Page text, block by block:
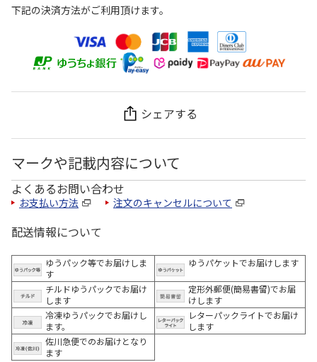
下記の決済方法がご利用頂けます。
シェアする
マークや記載内容について
よくあるお問い合わせ
お支払い方法 注文のキャンセルについて
配送情報について
ゆうパック等でお届けしま
す
ゆうパケットでお届けします
チルドゆうパックでお届け
します
定形外郵便(簡易書留)でお届
けします
冷凍ゆうパックでお届けし
ます。
レターパックライトでお届け
します
佐川急便でのお届けとなり
ます